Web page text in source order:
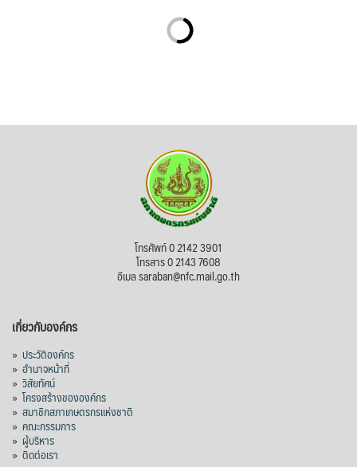
โทรศัพท์ 0 2142 3901
โทรสาร 0 2143 7608
อีเมล saraban@nfc.mail.go.th
เกี่ยวกับองค์กร
» ประวัติองค์กร
» อำนาจหน้าที่
» วิสัยทัศน์
» โครงสร้างขององค์กร
» สมาชิกสภาเกษตรกรแห่งชาติ
» คณะกรรมการ
» ผู้บริหาร
» ติดต่อเรา